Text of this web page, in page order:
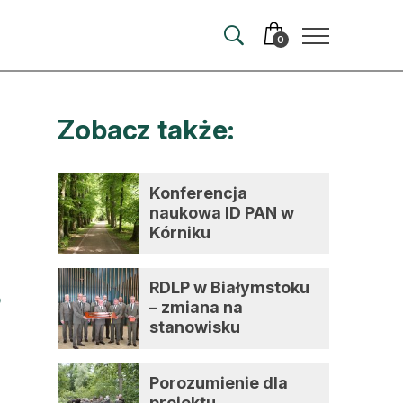
0
autorem
Zobacz także:
Konferencja
naukowa ID PAN w
Kórniku
RDLP w Białymstoku
– zmiana na
stanowisku
Porozumienie dla